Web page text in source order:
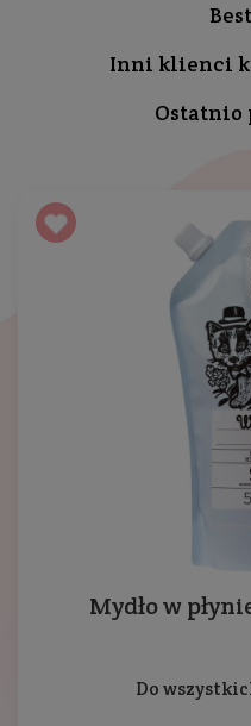
Inni klienci
Ostatnio
Mydło w
Do